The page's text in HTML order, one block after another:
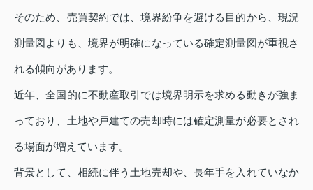
そのため、売買契約では、境界紛争を避ける目的から、現況
測量図よりも、境界が明確になっている確定測量図が重視さ
れる傾向があります。
近年、全国的に不動産取引では境界明示を求める動きが強ま
っており、土地や戸建ての売却時には確定測量が必要とされ
る場面が増えています。
背景として、相続に伴う土地売却や、長年手を入れていなか